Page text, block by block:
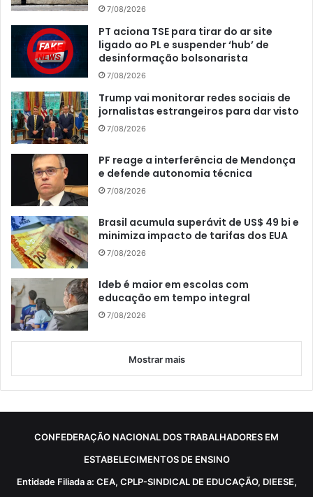
7/08/2026
PT aciona TSE para tirar do ar site
ligado ao PL e suspender ‘hub’ de
desinformação bolsonarista
7/08/2026
Trump vai monitorar redes sociais de
jornalistas estrangeiros para dar visto
7/08/2026
PF reage a interferência de Mendonça
e defende autonomia técnica
7/08/2026
Brasil acumula superávit de US$ 49 bi e
minimiza impacto de tarifas dos EUA
7/08/2026
Ideb é maior em escolas com
educação em tempo integral
7/08/2026
Mostrar mais
CONFEDERAÇÃO NACIONAL DOS TRABALHADORES EM
ESTABELECIMENTOS DE ENSINO
Entidade Filiada a: CEA, CPLP-SINDICAL DE EDUCAÇÃO, DIEESE,